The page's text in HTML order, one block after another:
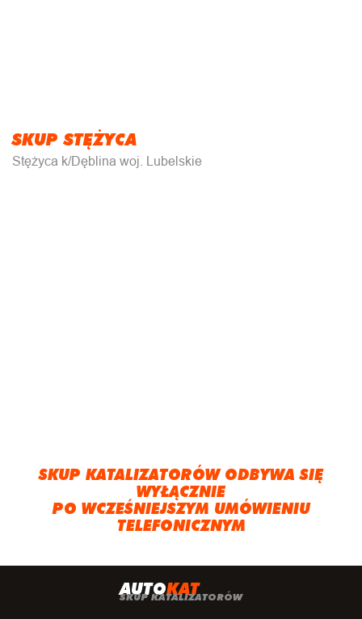
SKUP STĘŻYCA
Stężyca k/Dęblina woj. Lubelskie
SKUP KATALIZATORÓW ODBYWA SIĘ
WYŁĄCZNIE
PO WCZEŚNIEJSZYM UMÓWIENIU
TELEFONICZNYM
AUTOKAT
SKUP KATALIZATORÓW